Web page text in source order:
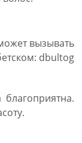
вызывать
dbultog